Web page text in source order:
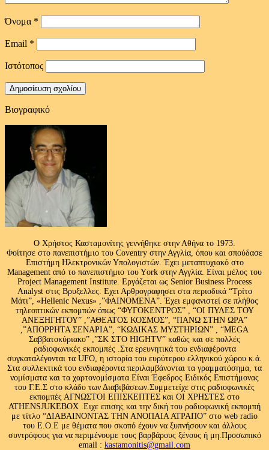
Όνομα *
Email *
Ιστότοπος
Βιογραφικό
Ο Χρήστος Κασταμονίτης γεννήθηκε στην Αθήνα το 1973.
Φοίτησε στο πανεπιστήμιο του Coventry στην Αγγλία, όπου και σπούδασε
Επιστήμη Ηλεκτρονικών Υπολογιστών. Έχει μεταπτυχιακό στο
Management από το πανεπιστήμιο του Υork στην Αγγλία. Είναι μέλος του
Project Management Institute. Εργάζεται ως Senior Business Process
Analyst στις Βρυξελλες. Εχει Αρθρογραφησει στα περιοδικά “Τρίτο
Μάτι”, «Hellenic Nexus» ,”ΦΑΙΝΟΜΕΝΑ”. Έχει εμφανιστεί σε πλήθος
τηλεοπτικών εκπομπών όπως “ΦΥΓΟΚΕΝΤΡΟΣ” , “ΟΙ ΠΥΛΕΣ ΤΟΥ
ΑΝΕΞΗΓΗΤΟΥ” ,”ΑΘΕΑΤΟΣ ΚΟΣΜΟΣ”, “ΠΑΝΩ ΣΤΗΝ ΩΡΑ”
,”ΑΠΟΡΡΗΤΑ ΣΕΝΑΡΙΑ”, “ΚΩΔΙΚΑΣ ΜΥΣΤΗΡΙΩΝ” , “MEGA
Σαββατοκύριακο” ,”ΣΚ ΣΤΟ HIGHTV” καθώς και σε πολλές
ραδιοφωνικές εκπομπές .Στα ερευνητικά του ενδιαφέροντα
συγκαταλέγονται τα UFO, η ιστορία του ευρύτερου ελληνικού χώρου κ.ά.
Στα συλλεκτικά του ενδιαφέροντα περιλαμβάνονται τα γραμματόσημα, τα
νομίσματα και τα χαρτονομίσματα.Είναι Έφεδρος Ειδικός Επιστήμονας
του Γ.Ε.Σ στο κλάδο των Διαβιβάσεων.Συμμετείχε στις ραδιοφωνικές
εκπομπές ΑΓΝΩΣΤΟΙ ΕΠΙΣΚΕΠΤΕΣ και ΟΙ ΧΡΗΣΤΕΣ στο
ATHENSJUKEBOX .Ειχε επισης και την δική του ραδιοφωνική εκπομπή
με τίτλο “ΔΙΑΒΑΙΝΟΝΤΑΣ ΤΗΝ ΑΝΟΠΑΙΑ ΑΤΡΑΠΟ” στο web radio
του Ε.Ο.Ε με θέματα που σκοπό έχουν να ξυπνήσουν και άλλους
συντρόφους για να περιμένουμε τους βαρβάρους ξένους ή μη.Προσωπικό
email : kastamonitis@gmail.com